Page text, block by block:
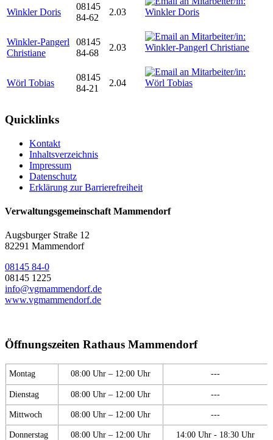
Winkler Doris
08145
84-62
2.03
Winkler-Pangerl
Christiane
08145
84-68
2.03
Wörl Tobias
08145
84-21
2.04
Quicklinks
Kontakt
Inhaltsverzeichnis
Impressum
Datenschutz
Erklärung zur Barrierefreiheit
Verwaltungsgemeinschaft Mammendorf
Augsburger Straße 12
82291 Mammendorf
08145 84-0
08145 1225
info@vgmammendorf.de
www.vgmammendorf.de
Öffnungszeiten Rathaus Mammendorf
Montag 08:00 Uhr – 12:00 Uhr ---
Dienstag 08:00 Uhr – 12:00 Uhr ---
Mittwoch 08:00 Uhr – 12:00 Uhr ---
Donnerstag 08:00 Uhr – 12:00 Uhr 14:00 Uhr - 18:30 Uhr